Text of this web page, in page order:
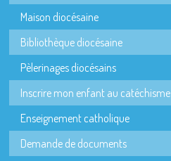
Maison diocésaine
Bibliothèque diocésaine
Pèlerinages diocésains
Inscrire mon enfant au catéchisme
Enseignement catholique
Demande de documents